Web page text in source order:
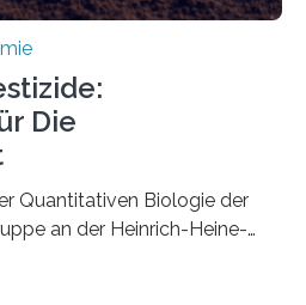
Die
Quantitativen Biologie der
an der Heinrich-Heine-
Bakterien auf